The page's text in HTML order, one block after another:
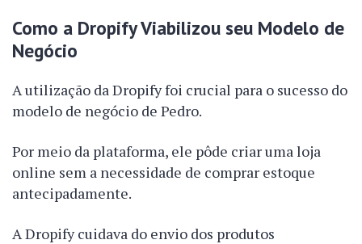
Como a Dropify Viabilizou seu Modelo de
Negócio
A utilização da Dropify foi crucial para o sucesso do
modelo de negócio de Pedro.
Por meio da plataforma, ele pôde criar uma loja
online sem a necessidade de comprar estoque
antecipadamente.
A Dropify cuidava do envio dos produtos